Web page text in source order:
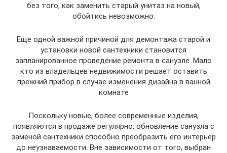
без того, как заменить старый унитаз на новый,
обойтись невозможно.
Еще одной важной причиной для демонтажа старой и
установки новой сантехники становится
запланированное проведение ремонта в санузле. Мало
кто из владельцев недвижимости решает оставить
прежний прибор в случае изменения дизайна в ванной
комнате
Поскольку новые, более современные изделия,
появляются в продаже регулярно, обновление санузла с
заменой сантехники способно преобразить его интерьер
до неузнаваемости. Вне зависимости от того, выбран